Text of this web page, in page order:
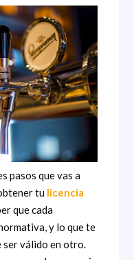
pasos que vas a
tu licencia
que cada
y lo que te
ser válido en otro.